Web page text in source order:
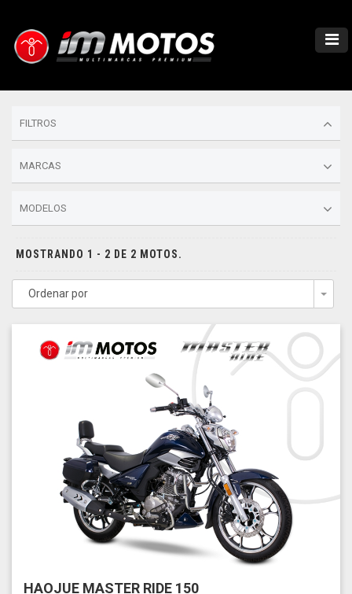
FILTROS
MARCAS
MODELOS
MOSTRANDO 1 - 2 DE 2 MOTOS.
Ordenar por
HAOJUE MASTER RIDE 150